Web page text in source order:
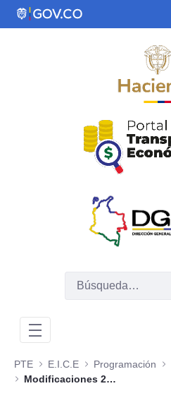
Saltar al contenido principal
PTE E.I.C.E Programación
Modificaciones 2021